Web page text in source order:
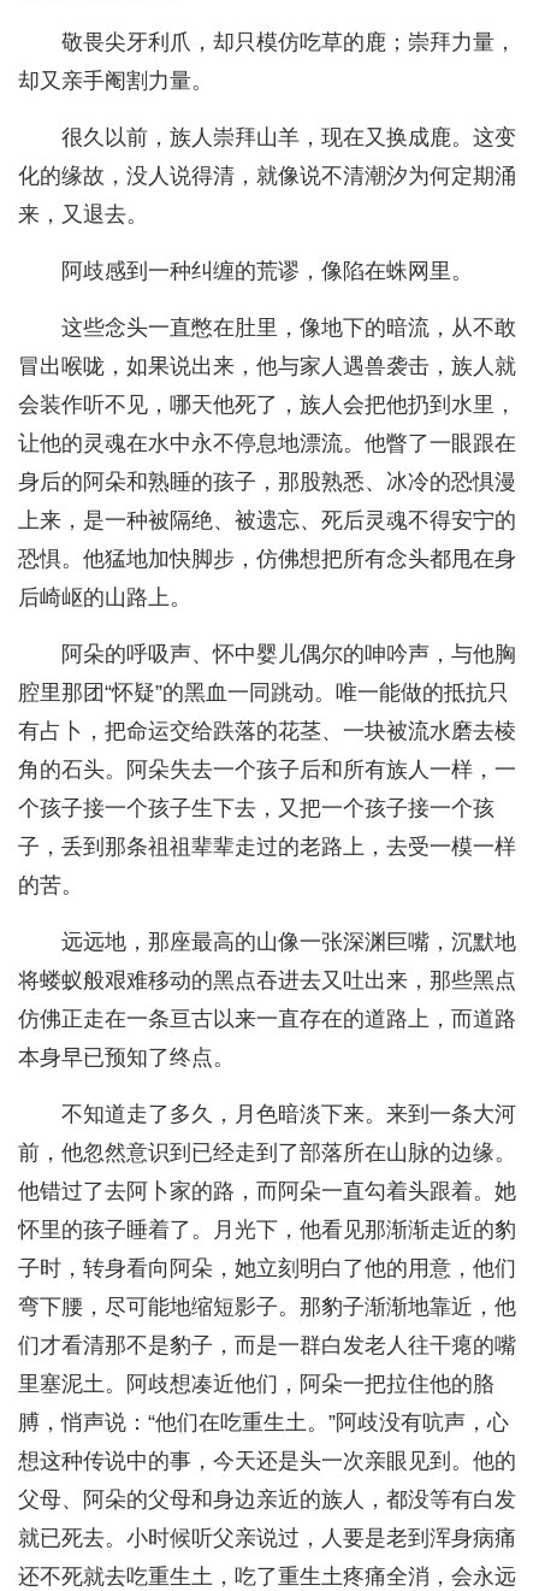
敬畏尖牙利爪，却只模仿吃草的鹿；崇拜力量，
却又亲手阉割力量。
很久以前，族人崇拜山羊，现在又换成鹿。这变
化的缘故，没人说得清，就像说不清潮汐为何定期涌
来，又退去。
阿歧感到一种纠缠的荒谬，像陷在蛛网里。
这些念头一直憋在肚里，像地下的暗流，从不敢
冒出喉咙，如果说出来，他与家人遇兽袭击，族人就
会装作听不见，哪天他死了，族人会把他扔到水里，
让他的灵魂在水中永不停息地漂流。他瞥了一眼跟在
身后的阿朵和熟睡的孩子，那股熟悉、冰冷的恐惧漫
上来，是一种被隔绝、被遗忘、死后灵魂不得安宁的
恐惧。他猛地加快脚步，仿佛想把所有念头都甩在身
后崎岖的山路上。
阿朵的呼吸声、怀中婴儿偶尔的呻吟声，与他胸
腔里那团“怀疑”的黑血一同跳动。唯一能做的抵抗只
有占卜，把命运交给跌落的花茎、一块被流水磨去棱
角的石头。阿朵失去一个孩子后和所有族人一样，一
个孩子接一个孩子生下去，又把一个孩子接一个孩
子，丢到那条祖祖辈辈走过的老路上，去受一模一样
的苦。
远远地，那座最高的山像一张深渊巨嘴，沉默地
将蝼蚁般艰难移动的黑点吞进去又吐出来，那些黑点
仿佛正走在一条亘古以来一直存在的道路上，而道路
本身早已预知了终点。
不知道走了多久，月色暗淡下来。来到一条大河
前，他忽然意识到已经走到了部落所在山脉的边缘。
他错过了去阿卜家的路，而阿朵一直勾着头跟着。她
怀里的孩子睡着了。月光下，他看见那渐渐走近的豹
子时，转身看向阿朵，她立刻明白了他的用意，他们
弯下腰，尽可能地缩短影子。那豹子渐渐地靠近，他
们才看清那不是豹子，而是一群白发老人往干瘪的嘴
里塞泥土。阿歧想凑近他们，阿朵一把拉住他的胳
膊，悄声说：“他们在吃重生土。”阿歧没有吭声，心
想这种传说中的事，今天还是头一次亲眼见到。他的
父母、阿朵的父母和身边亲近的族人，都没等有白发
就已死去。小时候听父亲说过，人要是老到浑身病痛
还不死就去吃重生土，吃了重生土疼痛全消，会永远